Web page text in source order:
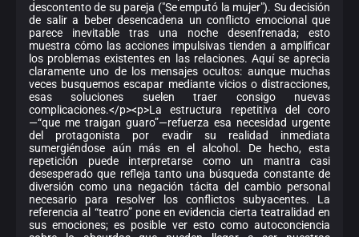
descontento de su pareja ("Se emputó la mujer"). Su decisión
de salir a beber desencadena un conflicto emocional que
parece inevitable tras una noche desenfrenada; esto
muestra cómo las acciones impulsivas tienden a amplificar
los problemas existentes en las relaciones. Aquí se aprecia
claramente uno de los mensajes ocultos: aunque muchas
veces busquemos escapar mediante vicios o distracciones,
esas soluciones suelen traer consigo nuevas
complicaciones.</p><p>La estructura repetitiva del coro
—“que me traigan guaro”—refuerza esa necesidad urgente
del protagonista por evadir su realidad inmediata
sumergiéndose aún más en el alcohol. De hecho, esta
repetición puede interpretarse como un mantra casi
desesperado que refleja tanto una búsqueda constante de
diversión como una negación tácita del cambio personal
necesario para resolver los conflictos subyacentes. La
referencia al “teatro” pone en evidencia cierta teatralidad en
sus emociones; es posible ver esto como autoconciencia